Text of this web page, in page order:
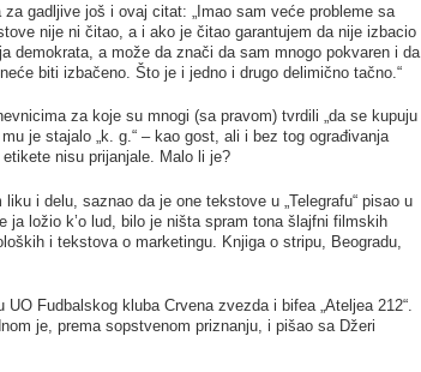
gadljive još i ovaj citat: „Imao sam veće probleme sa
nije ni čitao, a i ako je čitao garantujem da nije izbacio
demokrata, a može da znači da sam mnogo pokvaren i da
biti izbačeno. Što je i jedno i drugo delimično tačno.“
za koje su mnogi (sa pravom) tvrdili „da se kupuju
je stajalo „k. g.“ – kao gost, ali i bez tog ograđivanja
nisu prijanjale. Malo li je?
i delu, saznao da je one tekstove u „Telegrafu“ pisao u
ja ložio k’o lud, bilo je ništa spram tona šlajfni filmskih
i tekstova o marketingu. Knjiga o stripu, Beogradu,
Fudbalskog kluba Crvena zvezda i bifea „Ateljea 212“.
je, prema sopstvenom priznanju, i pišao sa Džeri